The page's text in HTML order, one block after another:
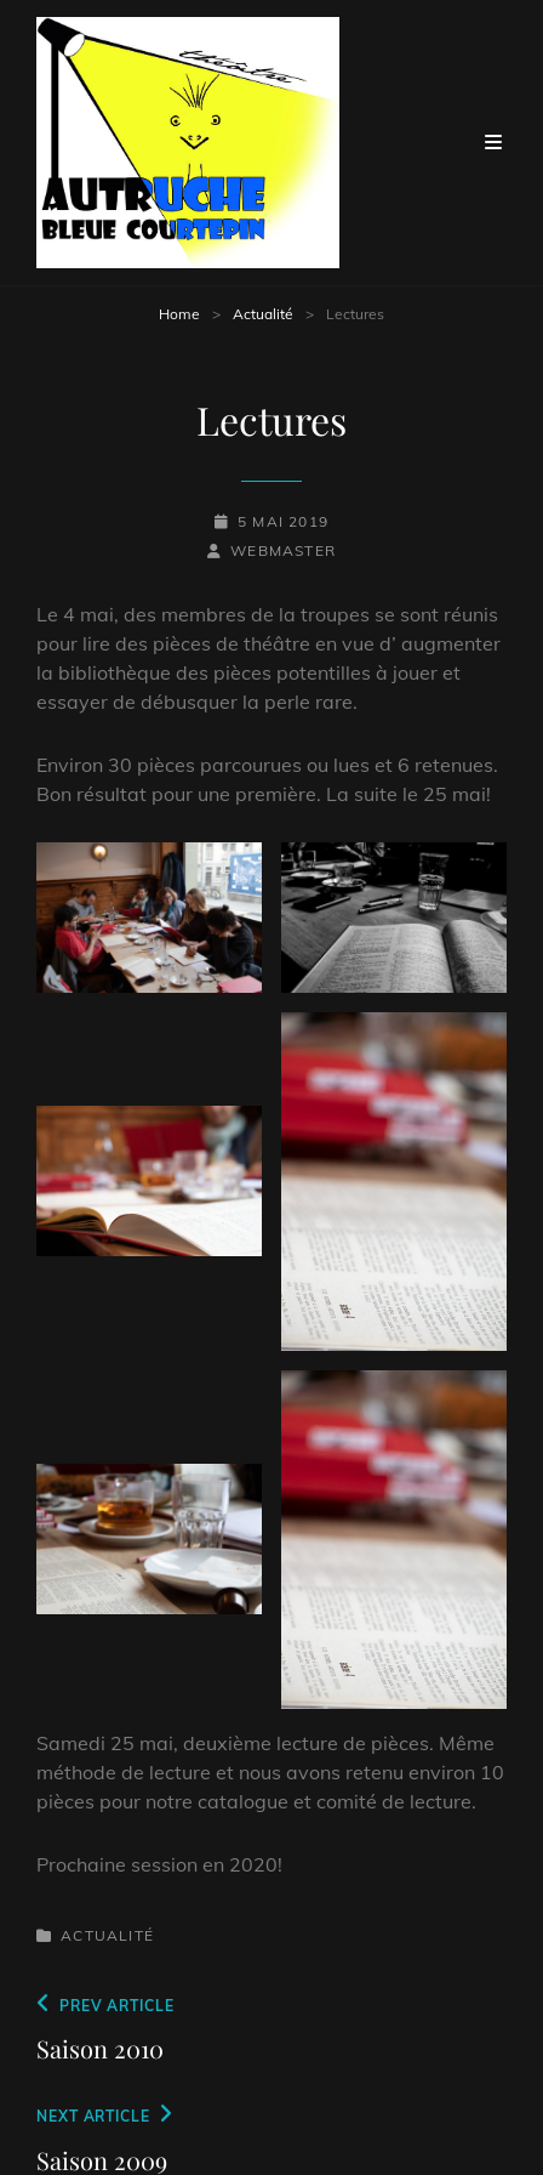
Home > Actualité > Lectures
Lectures
POSTED-
ON
5 MAI 2019
BY
BYLINE
WEBMASTER
Le 4 mai, des membres de la troupes se sont réunis
pour lire des pièces de théâtre en vue d’ augmenter
la bibliothèque des pièces potentilles à jouer et
essayer de débusquer la perle rare.
Environ 30 pièces parcourues ou lues et 6 retenues.
Bon résultat pour une première. La suite le 25 mai!
Samedi 25 mai, deuxième lecture de pièces. Même
méthode de lecture et nous avons retenu environ 10
pièces pour notre catalogue et comité de lecture.
Prochaine session en 2020!
CATEGORIES
ACTUALITÉ
Navigation
de
Previous
Post
PREV ARTICLE
Saison 2010
Next
Post
NEXT ARTICLE
Saison 2009